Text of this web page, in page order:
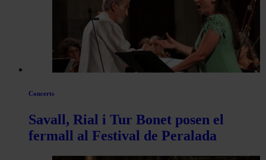
Concerts
Savall, Rial i Tur Bonet posen el
fermall al Festival de Peralada